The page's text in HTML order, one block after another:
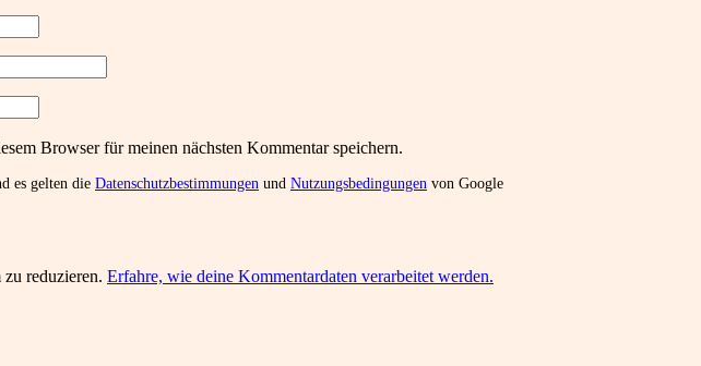
Browser für meinen nächsten Kommentar speichern.
es gelten die Datenschutzbestimmungen und Nutzungsbedingungen von Google
reduzieren. Erfahre, wie deine Kommentardaten verarbeitet werden.